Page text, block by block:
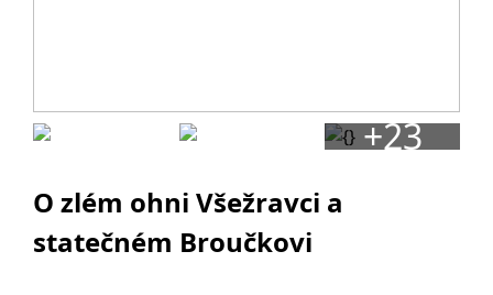
+23
O zlém ohni Všežravci a
statečném Broučkovi